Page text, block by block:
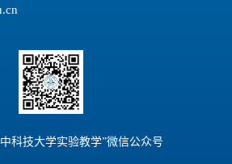
科技大学实验教学”微信公众号